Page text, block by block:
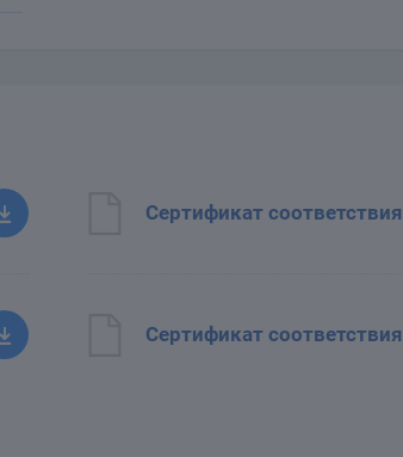
Сертификат соответствия
Сертификат соответствия